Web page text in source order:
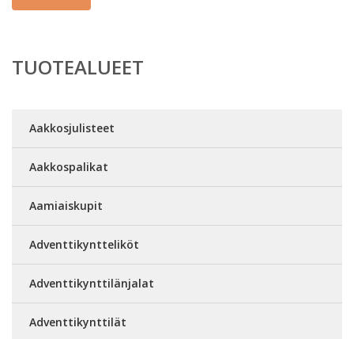
TUOTEALUEET
Aakkosjulisteet
Aakkospalikat
Aamiaiskupit
Adventtikyntteliköt
Adventtikynttilänjalat
Adventtikynttilät